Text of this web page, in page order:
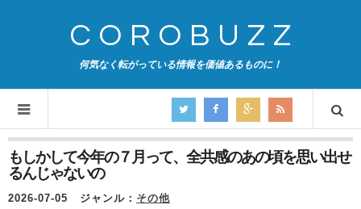
COROBUZZ
何気なく転がっている情報を価値あるものに！
もしかして今年の７月って、全共感のあの頃を思い出せ
るんじゃないの
2026-07-05 ジャンル： その他